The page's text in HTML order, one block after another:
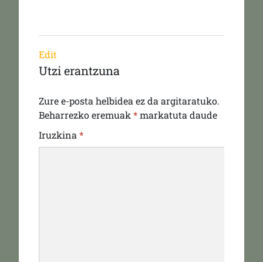
Edit
Utzi erantzuna
Zure e-posta helbidea ez da argitaratuko.
Beharrezko eremuak *markatuta daude
Iruzkina *